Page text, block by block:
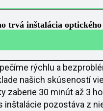
trvá inštalácia
rýchlu a
našich skúseností
zaberie 30 minút až 3
inštalácie pozostáva z